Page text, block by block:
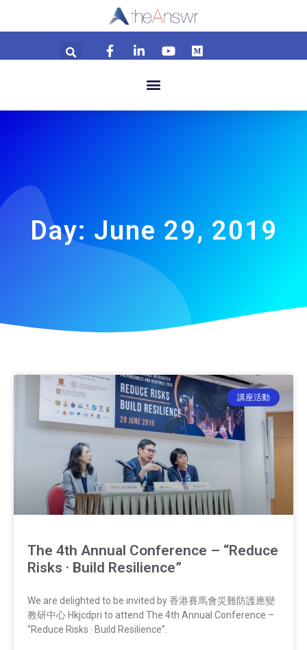
Day: June 29, 2019
講座活動
The 4th Annual Conference – “Reduce
Risks · Build Resilience”
We are delighted to be invited by 香港賽馬會災難防護應變
教研中心 Hkjcdpri to attend The 4th Annual Conference –
“Reduce Risks · Build Resilience”.